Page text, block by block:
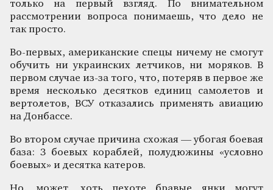
только на первый взгляд. По внимательном
рассмотрении вопроса понимаешь, что дело не
так просто.
Во-первых, американские спецы ничему не смогут
обучить ни украинских летчиков, ни моряков. В
первом случае из-за того, что, потеряв в первое же
время несколько десятков единиц самолетов и
вертолетов, ВСУ отказались применять авиацию
на Донбассе.
Во втором случае причина схожая — убогая боевая
база: 3 боевых кораблей, полудюжины «условно
боевых» и десятка катеров.